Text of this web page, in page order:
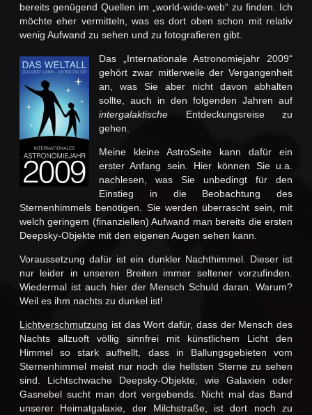
bereits genügend Quellen im „world-wide-web“ zu finden. Ich
möchte eher vermitteln, was es dort oben schon mit relativ
wenig Aufwand zu sehen und zu fotografieren gibt.
Das „Internationale Astronomiejahr 2009“
gehört zwar mitlerweile der Vergangenheit
an, was Sie aber nicht davon abhalten
sollte, auch in den folgenden Jahren auf
intergalaktische Entdeckungsreise zu
gehen.
Meine kleine AstroSeite kann dafür ein
erster Anfang sein. Hier können Sie u.a.
nachlesen, was Sie unbedingt für den
Einstieg in die Beobachtung des
Sternenhimmels benötigen. Sie werden überrascht sein, mit
welch geringem (finanziellen) Aufwand man bereits die ersten
Deepsky-Objekte mit den eigenen Augen sehen kann.
Voraussetzung dafür ist ein dunkler Nachthimmel. Dieser ist
nur leider in unseren Breiten immer seltener vorzufinden.
Wiedermal ist auch hier der Mensch Schuld daran. Warum?
Weil es ihm nachts zu dunkel ist!
Lichtverschmutzung ist das Wort dafür, dass der Mensch des
Nachts allzuoft völlig sinnfrei mit künstlichem Licht den
Himmel so stark aufhellt, dass in Ballungsgebieten vom
Sternenhimmel meist nur noch die hellsten Sterne zu sehen
sind. Lichtschwache Deepsky-Objekte, wie Galaxien oder
Gasnebel sucht man dort vergebends. Nicht mal das Band
unserer Heimatgalaxie, der Milchstraße, ist dort noch zu